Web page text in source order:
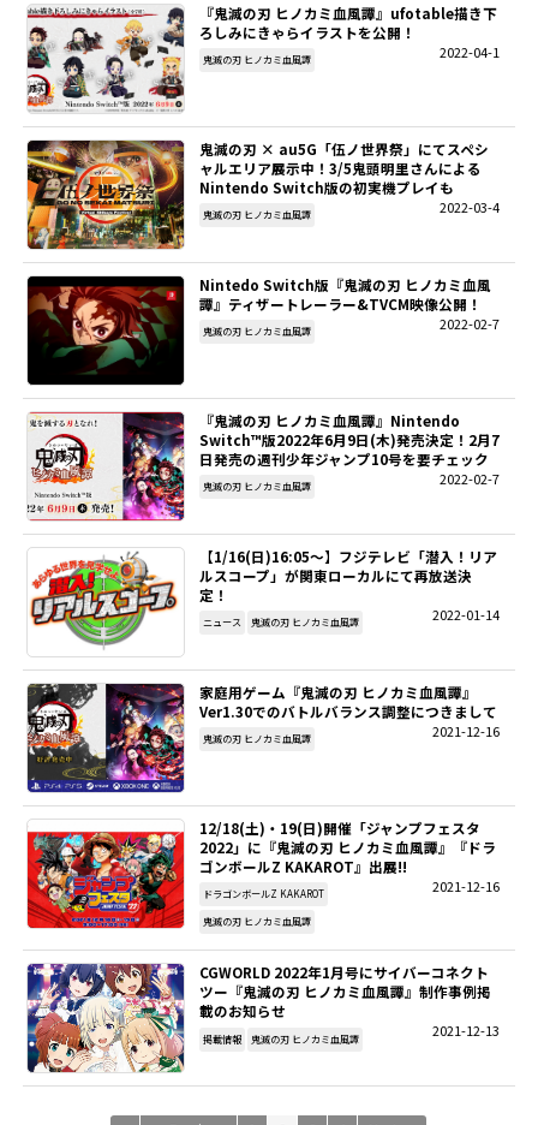
『鬼滅の刃 ヒノカミ血風譚』ufotable描き下
ろしみにきゃらイラストを公開！
2022-04-1
鬼滅の刃 ヒノカミ血風譚
鬼滅の刃 × au5G「伍ノ世界祭」にてスペシ
ャルエリア展示中！3/5鬼頭明里さんによる
Nintendo Switch版の初実機プレイも
2022-03-4
鬼滅の刃 ヒノカミ血風譚
Nintedo Switch版『鬼滅の刃 ヒノカミ血風
譚』ティザートレーラー&TVCM映像公開！
2022-02-7
鬼滅の刃 ヒノカミ血風譚
『鬼滅の刃 ヒノカミ血風譚』Nintendo
Switch™版2022年6月9日(木)発売決定！2月7
日発売の週刊少年ジャンプ10号を要チェック
2022-02-7
鬼滅の刃 ヒノカミ血風譚
【1/16(日)16:05～】フジテレビ「潜入！リア
ルスコープ」が関東ローカルにて再放送決
定！
2022-01-14
ニュース 鬼滅の刃 ヒノカミ血風譚
家庭用ゲーム『鬼滅の刃 ヒノカミ血風譚』
Ver1.30でのバトルバランス調整につきまして
2021-12-16
鬼滅の刃 ヒノカミ血風譚
12/18(土)・19(日)開催「ジャンプフェスタ
2022」に『鬼滅の刃 ヒノカミ血風譚』『ドラ
ゴンボールZ KAKAROT』出展!!
2021-12-16
ドラゴンボールZ KAKAROT
鬼滅の刃 ヒノカミ血風譚
CGWORLD 2022年1月号にサイバーコネクト
ツー『鬼滅の刃 ヒノカミ血風譚』制作事例掲
載のお知らせ
2021-12-13
掲載情報 鬼滅の刃 ヒノカミ血風譚